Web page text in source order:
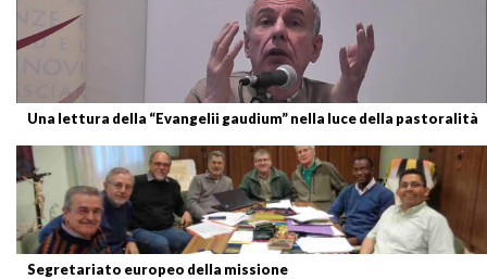
Una lettura della “Evangelii gaudium” nella luce della pastoralità
Segretariato europeo della missione